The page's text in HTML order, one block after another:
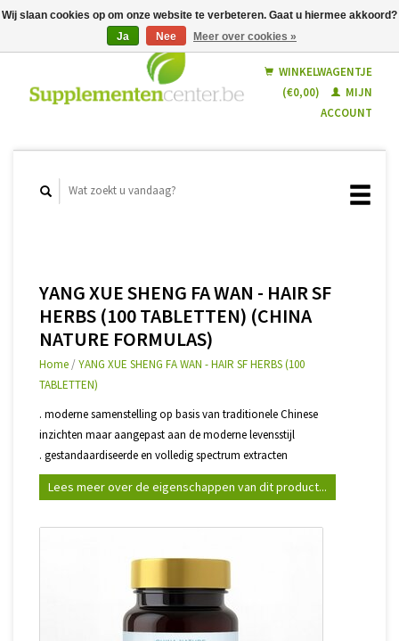
Nederlands
WINKELWAGENTJE
(€0,00)
MIJN
ACCOUNT
YANG XUE SHENG FA WAN - HAIR SF
HERBS (100 TABLETTEN) (CHINA
NATURE FORMULAS)
Home /YANG XUE SHENG FA WAN - HAIR SF HERBS (100
TABLETTEN)
. moderne samenstelling op basis van traditionele Chinese
inzichten maar aangepast aan de moderne levensstijl
. gestandaardiseerde en volledig spectrum extracten
Lees meer over de eigenschappen van dit product...
Wij slaan cookies op om onze website te verbeteren. Gaat u hiermee akkoord?
Ja
Nee Meer over cookies »